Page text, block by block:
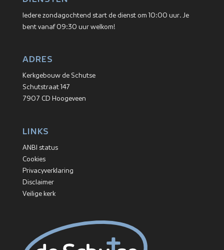
Iedere zondagochtend start de dienst om 10:00 uur. Je
bent vanaf 09:30 uur welkom!
ADRES
Kerkgebouw de Schutse
Schutstraat 147
7907 CD Hoogeveen
LINKS
ANBI status
Cookies
Privacyverklaring
Disclaimer
Veilige kerk